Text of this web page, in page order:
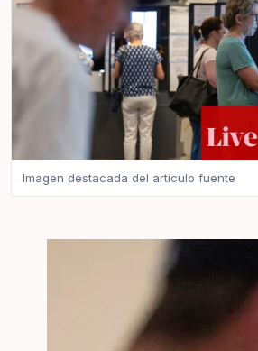
Imagen destacada del articulo fuente